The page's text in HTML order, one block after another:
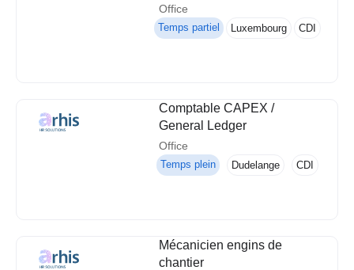
Office
Temps partiel Luxembourg CDI
Comptable CAPEX /
General Ledger
Office
Temps plein Dudelange CDI
Mécanicien engins de
chantier